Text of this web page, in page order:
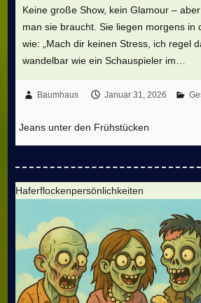
Keine große Show, kein Glamour –
man sie braucht. Sie liegen morgens in
wie: „Mach dir keinen Stress, ich regel
wandelbar wie ein Schauspieler im…
Baumhaus Januar 31, 2026
Jeans unter den Frühstücken
Haferflockenpersönlichkeiten